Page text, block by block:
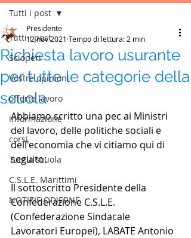
Tutti i post
Scioperi
Vostre opinioni
offerte lavoro
informazione
corsi
Tutela scuola
C.S.L.E. Marittimi
NOTIZIE ODIERNE
Tutti i post
Richiesta lavoro usurante
per tutte le categorie della
scuola
Presidente
12 nov 2021 Tempo di lettura: 2 min
Abbiamo scritto una pec ai Ministri
del lavoro, delle politiche sociali e
dell'economia che vi citiamo qui di
seguito:
Il sottoscritto Presidente della
Confederazione C.S.L.E.
(Confederazione Sindacale
Lavoratori Europei), LABATE Antonio